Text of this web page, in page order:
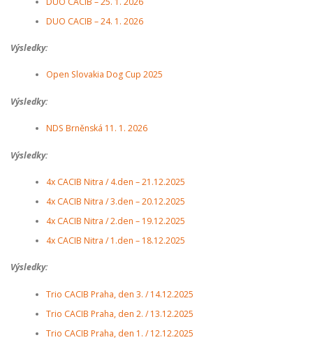
DUO CACIB – 24. 1. 2026
Výsledky:
Open Slovakia Dog Cup 2025
Výsledky:
NDS Brněnská 11. 1. 2026
Výsledky:
4x CACIB Nitra / 4.den – 21.12.2025
4x CACIB Nitra / 3.den – 20.12.2025
4x CACIB Nitra / 2.den – 19.12.2025
4x CACIB Nitra / 1.den – 18.12.2025
Výsledky:
Trio CACIB Praha, den 3. / 14.12.2025
Trio CACIB Praha, den 2. / 13.12.2025
Trio CACIB Praha, den 1. / 12.12.2025